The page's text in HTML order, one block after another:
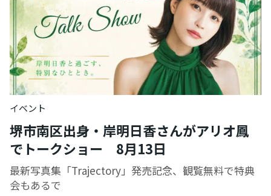
イベント
堺市南区出身・岸明日香さんがアリオ鳳
でトークショー 8月13日
最新写真集「Trajectory」発売記念、観覧無料で特典
会もあるで